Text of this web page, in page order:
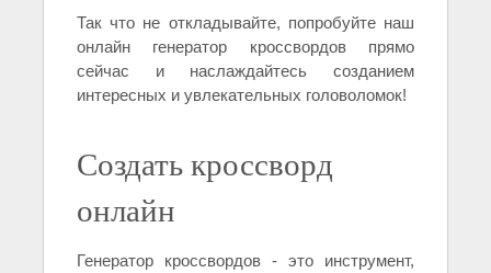
Так что не откладывайте, попробуйте наш
онлайн генератор кроссвордов прямо
сейчас и наслаждайтесь созданием
интересных и увлекательных головоломок!
Создать кроссворд
онлайн
Генератор кроссвордов - это инструмент,